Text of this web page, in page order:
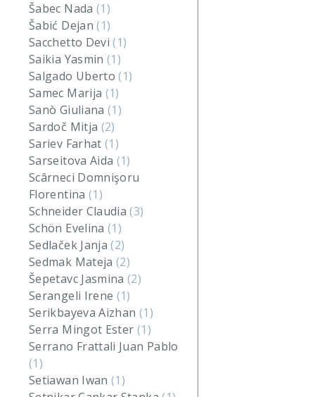
Šabec Nada (1)
Šabić Dejan(1)
Sacchetto Devi(1)
Saikia Yasmin(1)
Salgado Uberto(1)
Samec Marija (1)
Sanò Giuliana(1)
Sardoč Mitja (2)
Sariev Farhat(1)
Sarseitova Aida (1)
Scârneci Domnişoru
Florentina (1)
Schneider Claudia(3)
Schön Evelina(1)
Sedlaček Janja(2)
Sedmak Mateja(2)
Šepetavc Jasmina(2)
Serangeli Irene (1)
Serikbayeva Aizhan (1)
Serra Mingot Ester (1)
Serrano Frattali Juan Pablo
(1)
Setiawan Iwan(1)